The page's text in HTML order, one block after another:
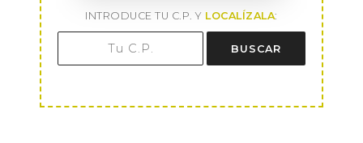
INTRODUCE TU C.P. Y LOCALÍZALA:
BUSCAR